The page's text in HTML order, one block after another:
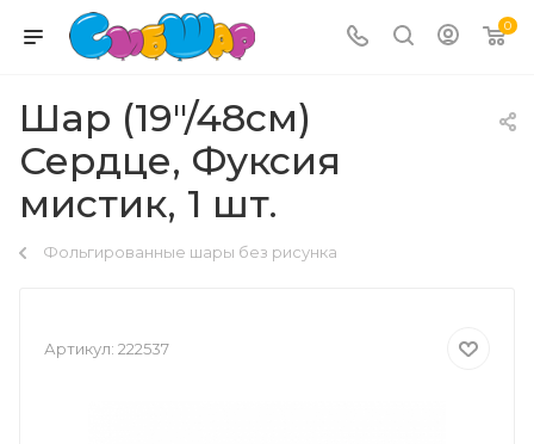
0
Шар (19"/48см)
Сердце, Фуксия
мистик, 1 шт.
Фольгированные шары без рисунка
Артикул: 222537